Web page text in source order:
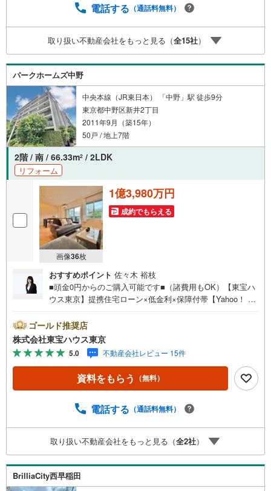
スライトは出金と譲渡はできません。ご案内・詳細な資料
時受け付けております！■頭金0円からのご購入可能です■
（諸費用もOK）お気軽にお問い合わせください。
電話する （通話料無料）
取り扱い不動産会社をもっと見る（全15社）
パークホームズ中野
中央本線（JR東日本） 「中野」駅 徒歩9分
東京都中野区新井2丁目
2011年9月（築15年）
50戸 / 地上7階
2階 / 南 / 66.33m2 / 2LDK
リフォーム
画像36枚
1億3,980万円
成約でもらえる
おすすめポイント 佐々木 裕枝
■頭金0円からのご購入可能です■（諸費用もOK）【東宝ハ
ウス東京】提携住宅ローン×低金利×保障付帯【Yahoo！ 不
ayボーナスライトがもらえる「Yahoo！ 不動産 物件ご成約
キャンペーン」の対象になります。「資料をもらう」「見
学予約をする」ボタンからお問い合わせください。※必ずY
ahoo！ JAPAN IDでログインしてください。※PayPayボー
ナスライトは出金と譲渡はできません。ご案内・詳細な資
料のご請求はお気軽にどうぞ♪お電話でのお問い合わせも
ゴールド推奨店
株式会社東宝ハウス東京
5.0 不動産会社レビュー 15件
資料をもらう （無料）
電話する （通話料無料）
取り扱い不動産会社をもっと見る（全2社）
BrilliaCity西早稲田